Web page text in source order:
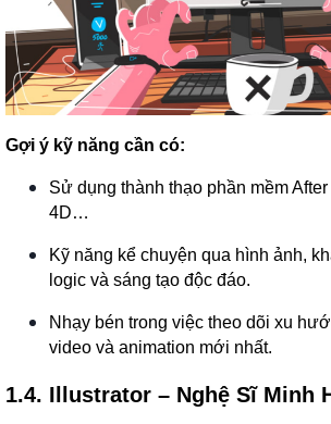
Gợi ý kỹ năng cần có:
Sử dụng thành thạo phần mềm
4D…
Kỹ năng kể chuyện qua hình ảnh,
logic và sáng tạo độc đáo.
Nhạy bén trong việc theo dõi xu
video và animation mới nhất.
1.4. Illustrator – Nghệ Sĩ Minh